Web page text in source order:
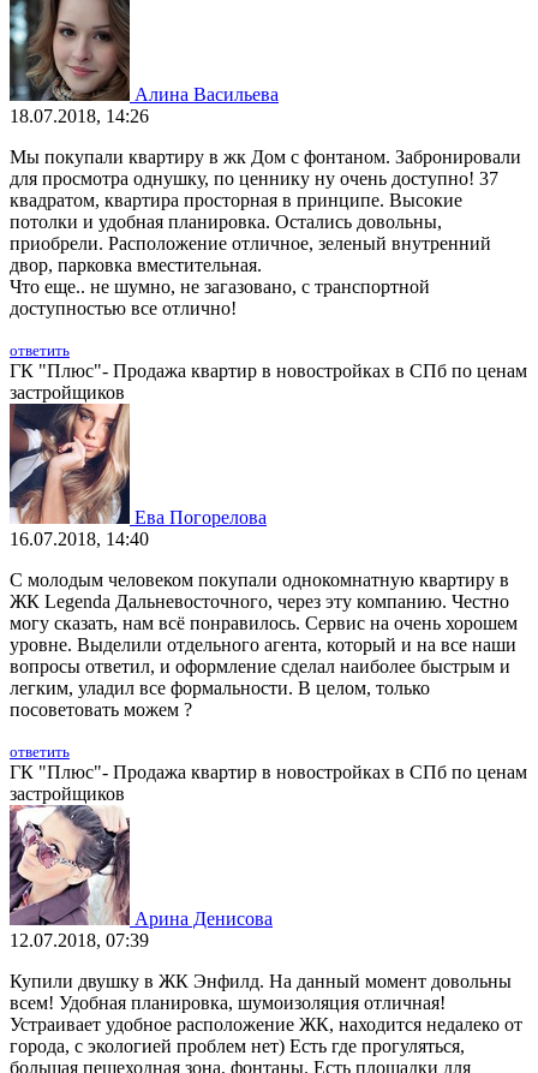
Алина Васильева
18.07.2018, 14:26
Мы покупали квартиру в жк Дом с фонтаном. Забронировали
для просмотра однушку, по ценнику ну очень доступно! 37
квадратом, квартира просторная в принципе. Высокие
потолки и удобная планировка. Остались довольны,
приобрели. Расположение отличное, зеленый внутренний
двор, парковка вместительная.
Что еще.. не шумно, не загазовано, с транспортной
доступностью все отлично!
ответить
ГК "Плюс"- Продажа квартир в новостройках в СПб по ценам
застройщиков
Ева Погорелова
16.07.2018, 14:40
С молодым человеком покупали однокомнатную квартиру в
ЖК Legenda Дальневосточного, через эту компанию. Честно
могу сказать, нам всё понравилось. Сервис на очень хорошем
уровне. Выделили отдельного агента, который и на все наши
вопросы ответил, и оформление сделал наиболее быстрым и
легким, уладил все формальности. В целом, только
посоветовать можем ?
ответить
ГК "Плюс"- Продажа квартир в новостройках в СПб по ценам
застройщиков
Арина Денисова
12.07.2018, 07:39
Купили двушку в ЖК Энфилд. На данный момент довольны
всем! Удобная планировка, шумоизоляция отличная!
Устраивает удобное расположение ЖК, находится недалеко от
города, с экологией проблем нет) Есть где прогуляться,
большая пешеходная зона, фонтаны. Есть площадки для